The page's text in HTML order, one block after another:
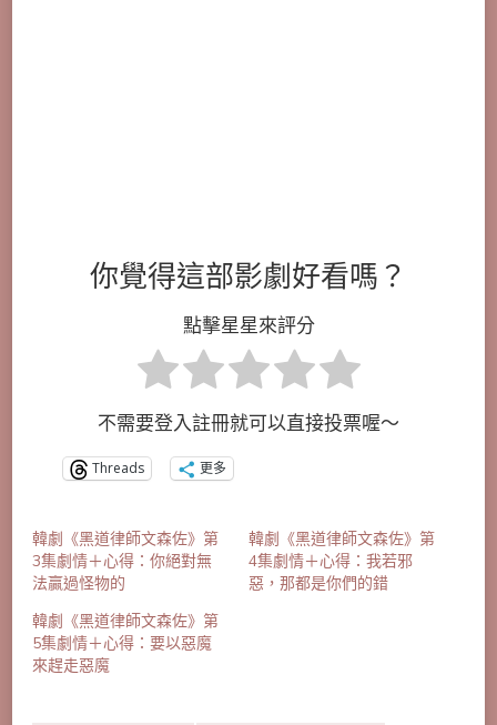
你覺得這部影劇好看嗎？
點擊星星來評分
不需要登入註冊就可以直接投票喔～
Threads 更多
韓劇《黑道律師文森佐》第
3集劇情＋心得：你絕對無
法贏過怪物的
韓劇《黑道律師文森佐》第
4集劇情＋心得：我若邪
惡，那都是你們的錯
韓劇《黑道律師文森佐》第
5集劇情＋心得：要以惡魔
來趕走惡魔